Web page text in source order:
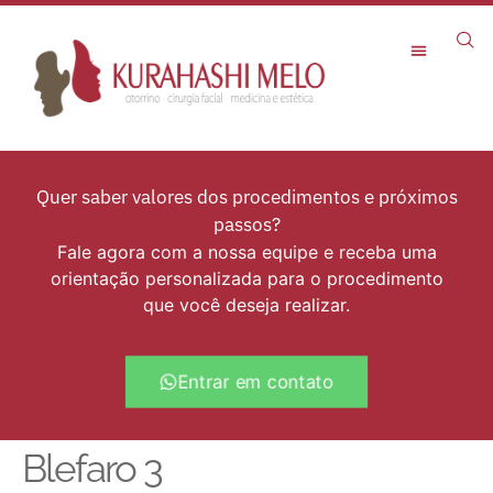
Quer saber valores dos procedimentos e próximos
passos?
Fale agora com a nossa equipe e receba uma
orientação personalizada para o procedimento
que você deseja realizar.
Entrar em contato
Blefaro 3